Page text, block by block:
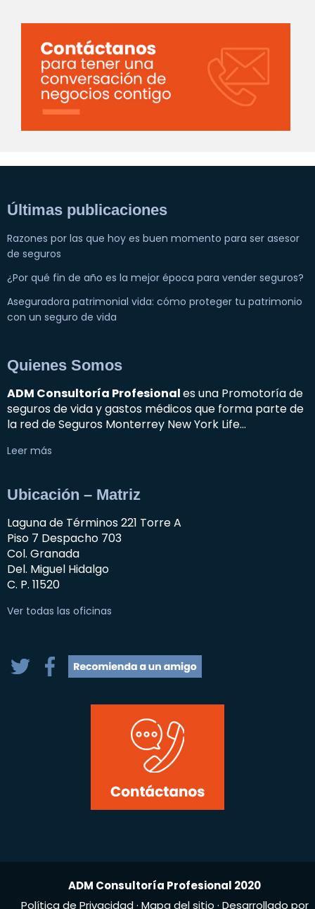
Últimas publicaciones
Razones por las que hoy es buen momento para ser asesor
de seguros
¿Por qué fin de año es la mejor época para vender seguros?
Aseguradora patrimonial vida: cómo proteger tu patrimonio
con un seguro de vida
Quienes Somos
ADM Consultoría Profesionales una Promotoría de
seguros de vida y gastos médicos que forma parte de
la red de Seguros Monterrey New York Life…
Leer más
Ubicación – Matriz
Laguna de Términos 221 Torre A
Piso 7 Despacho 703
Col. Granada
Del. Miguel Hidalgo
C. P. 11520
Ver todas las oficinas
ADM Consultoría Profesional 2020
Política de Privacidad · Mapa del sitio · Desarrollado por